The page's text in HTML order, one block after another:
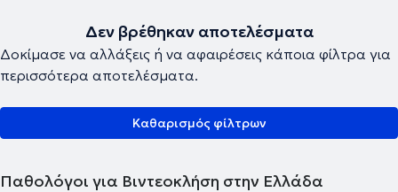
Δεν βρέθηκαν αποτελέσματα
Δοκίμασε να αλλάξεις ή να αφαιρέσεις κάποια φίλτρα για
περισσότερα αποτελέσματα.
Καθαρισμός φίλτρων
Παθολόγοι για Βιντεοκλήση στην Ελλάδα